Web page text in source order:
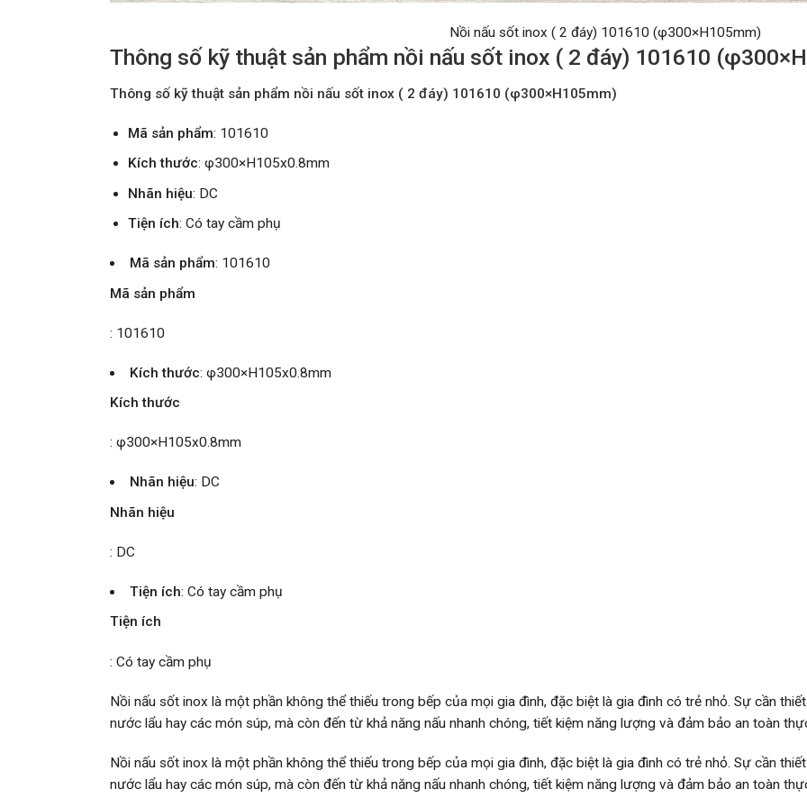
Nồi nấu sốt inox ( 2 đáy) 101610 (φ300×H105mm)
Thông số kỹ thuật sản phẩm nồi nấu sốt inox ( 2 đáy) 101610
Thông số kỹ thuật sản phẩm nồi nấu sốt inox ( 2 đáy) 101610 (φ300×H105mm)
Mã sản phẩm: 101610
Kích thước: φ300×H105x0.8mm
Nhãn hiệu: DC
Tiện ích: Có tay cầm phụ
Mã sản phẩm: 101610
Mã sản phẩm
: 101610
Kích thước: φ300×H105x0.8mm
Kích thước
: φ300×H105x0.8mm
Nhãn hiệu: DC
Nhãn hiệu
: DC
Tiện ích: Có tay cầm phụ
Tiện ích
: Có tay cầm phụ
Nồi nấu sốt inox là một phần không thể thiếu trong bếp của mọi gia đình, đặc biệt là gia đình có trẻ nhỏ. Sự cần
nước lẩu hay các món súp, mà còn đến từ khả năng nấu nhanh chóng, tiết kiệm năng lượng và đảm bảo an toàn
Nồi nấu sốt inox là một phần không thể thiếu trong bếp của mọi gia đình, đặc biệt là gia đình có trẻ nhỏ. Sự cần
nước lẩu hay các món súp, mà còn đến từ khả năng nấu nhanh chóng, tiết kiệm năng lượng và đảm bảo an toàn